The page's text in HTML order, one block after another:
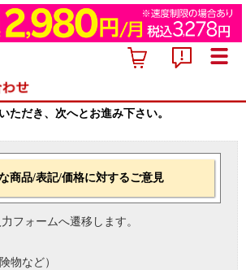
ただき、次へとお進み下さい。
商品/表記/価格に対するご意見
力フォームへ遷移します。
物など）